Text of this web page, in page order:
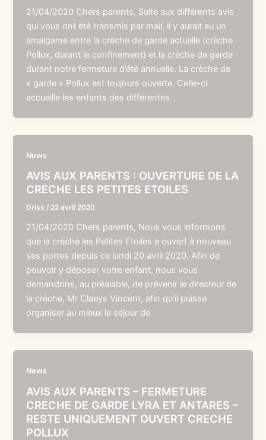
21/04/2020 Chers parents, Suite aux différents avis
qui vous ont été transmis par mail, il y aurait eu un
amalgame entre la crèche de garde actuelle (crèche
Pollux, durant le confinement) et la crèche de garde
durant notre fermeture d’été annuelle. La crèche de
« garde » Pollux est toujours ouverte. Celle-ci
accueille les enfants des différentes
News
AVIS AUX PARENTS : OUVERTURE DE LA
CRECHE LES PETITES ETOILES
Driss / 22 avril 2020
21/04/2020 Chers parents, Nous vous informons
que la crèche les Petites Etoiles a ouvert à nouveau
ses portes depuis ce lundi 20 avril 2020. Afin de
pouvoir y déposer votre enfant, nous vous
demandons, au préalable, de prévenir le directeur de
la crèche, Mr Claeys Vincent, afin qu’il puisse
organiser au mieux le séjour de
News
AVIS AUX PARENTS – FERMETURE
CRECHE DE GARDE LYRA ET ANTARES –
RESTE UNIQUEMENT OUVERT CRECHE
POLLUX